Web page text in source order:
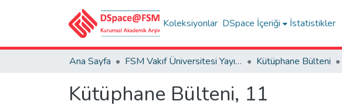
Koleksiyonlar DSpace İçeriği İstatistikler
Ana Sayfa FSM Vakıf Üniversitesi Yayınları / Publications of FSM Vakif University Kütüphane Bülteni
Kütüphane Bülteni, 11